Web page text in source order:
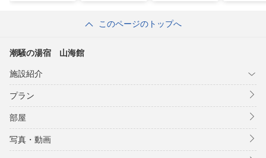
このページのトップへ
潮騒の湯宿 山海館
施設紹介
プラン
部屋
写真・動画